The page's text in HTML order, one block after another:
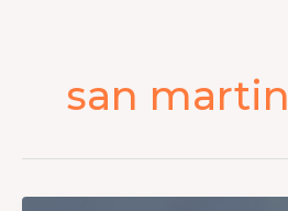
san martin